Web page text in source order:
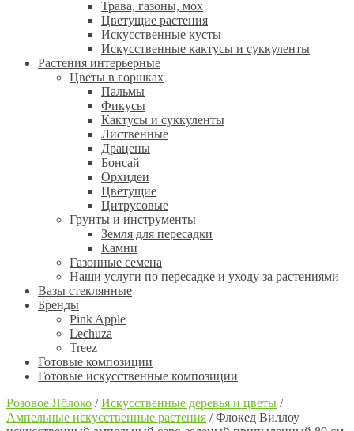
Трава, газоны, мох
Цветущие растения
Искусственные кусты
Искусственные кактусы и суккуленты
Растения интерьерные
Цветы в горшках
Пальмы
Фикусы
Кактусы и суккуленты
Лиственные
Драцены
Бонсай
Орхидеи
Цветущие
Цитрусовые
Грунты и инструменты
Земля для пересадки
Камни
Газонные семена
Наши услуги по пересадке и уходу за растениями
Вазы стеклянные
Бренды
Pink Apple
Lechuza
Treez
Готовые композиции
Готовые искусственные композиции
Розовое Яблоко /Искусственные деревья и цветы /
Ампельные искусственные растения /Флокед Виллоу